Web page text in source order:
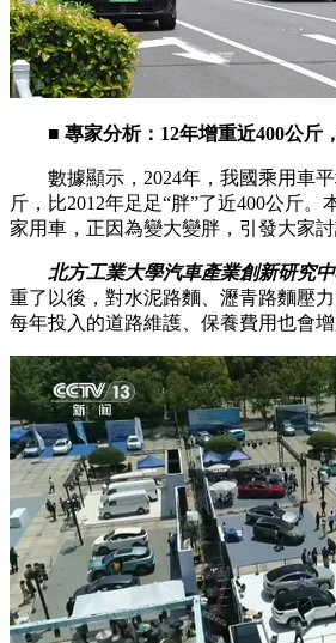
■ 專家分析：12年增重近400公斤
數據顯示，2024年，我國乘用車平
斤，比2012年足足“胖”了近400公斤。
家用車，正因為變大變胖，引發大家討
北方工業大學汽車產業創新研究
重了以後，對水泥路麵、瀝青路麵壓
每年投入的道路維護、保養費用也會增